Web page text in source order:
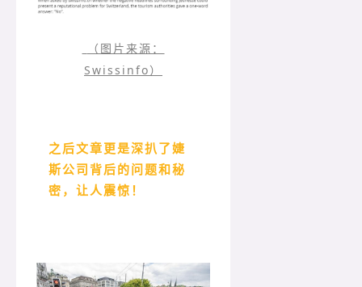
（图片来源：
Swissinfo）
之后文章更是深扒了婕
斯公司背后的问题和秘
密，让人震惊！